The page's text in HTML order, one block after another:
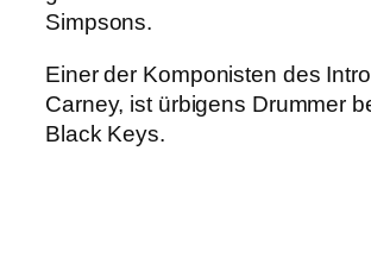
Simpsons.
Einer der Komponisten des
Carney, ist ürbigens Drummer
Black Keys.